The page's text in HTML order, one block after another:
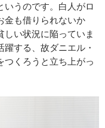
いうのです。白人がロ
金も借りられないか
しい状況に陥っていま
する、故ダニエル・
つくろうと立ち上がっ